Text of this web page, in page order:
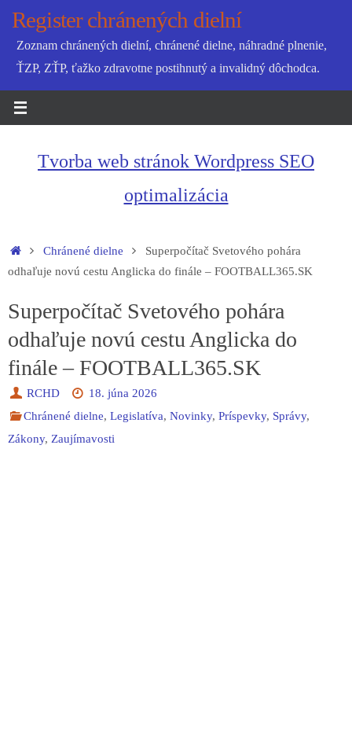
SkipRegister chránených dielní
Zoznam chránených dielní, chránené dielne, náhradné plnenie,
ŤZP, ZŤP, ťažko zdravotne postihnutý a invalidný dôchodca.
Tvorba web stránok Wordpress SEO
optimalizácia
HomeChránené dielne
Superpočítač Svetového pohára
odhaľuje novú cestu Anglicka do finále – FOOTBALL365.SK
Superpočítač Svetového pohára
odhaľuje novú cestu Anglicka do
finále – FOOTBALL365.SK
RCHD
18. júna 2026
Chránené dielne,Legislatíva,Novinky,Príspevky, Správy,
Zákony, Zaujímavosti